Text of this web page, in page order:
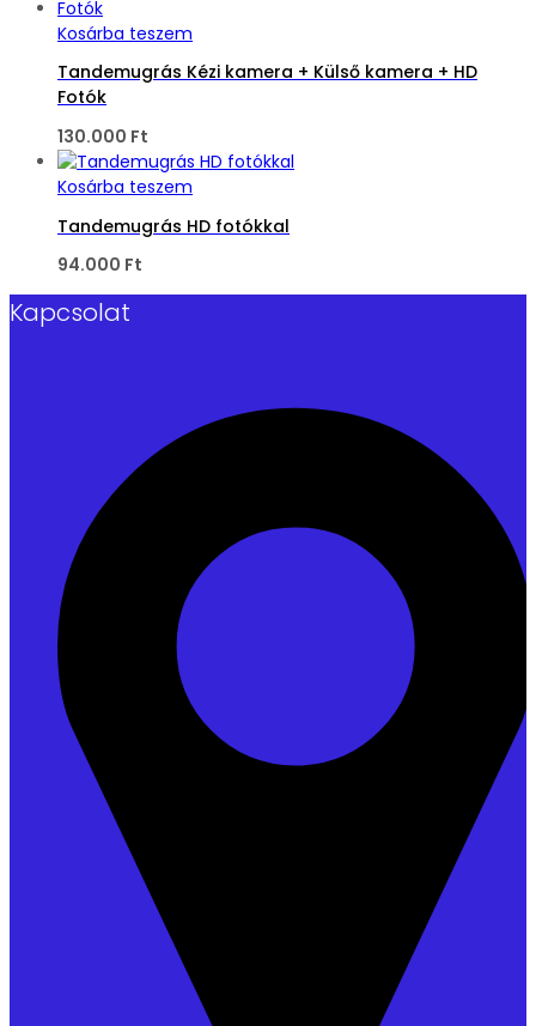
Kosárba teszem
Tandemugrás Kézi kamera + Külső kamera + HD
Fotók
130.000 Ft
Kosárba teszem
Tandemugrás HD fotókkal
94.000 Ft
Kapcsolat